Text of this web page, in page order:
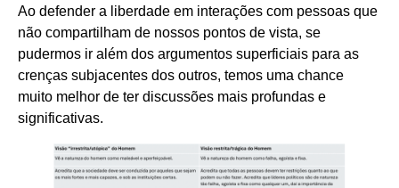
Ao defender a liberdade em interações com pessoas que
não compartilham de nossos pontos de vista, se
pudermos ir além dos argumentos superficiais para as
crenças subjacentes dos outros, temos uma chance
muito melhor de ter discussões mais profundas e
significativas.